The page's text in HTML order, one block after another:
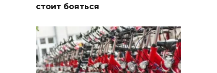
стоит бояться